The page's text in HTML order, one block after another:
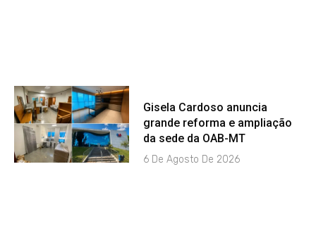
Gisela Cardoso anuncia
grande reforma e ampliação
da sede da OAB-MT
6 De Agosto De 2026